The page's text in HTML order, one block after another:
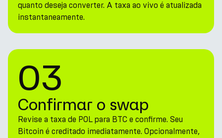
quanto deseja converter. A taxa ao vivo é atualizada
instantaneamente.
03
Confirmar o swap
Revise a taxa de POL para BTC e confirme. Seu
Bitcoin é creditado imediatamente. Opcionalmente,